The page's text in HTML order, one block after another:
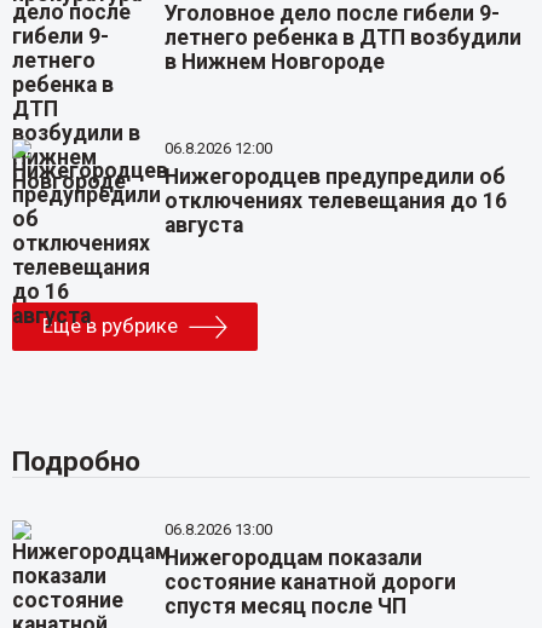
Уголовное дело после гибели 9-
летнего ребенка в ДТП возбудили
в Нижнем Новгороде
06.8.2026 12:00
Нижегородцев предупредили об
отключениях телевещания до 16
августа
Еще в рубрике
Подробно
06.8.2026 13:00
Нижегородцам показали
состояние канатной дороги
спустя месяц после ЧП